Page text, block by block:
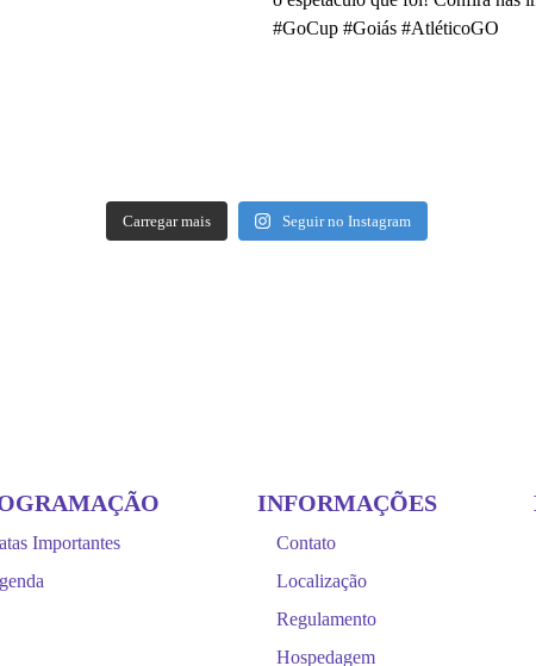
Carregar mais Seguir no Instagram
Importantes
INFORMAÇÕES
Contato
Localização
Regulamento
Hospedagem